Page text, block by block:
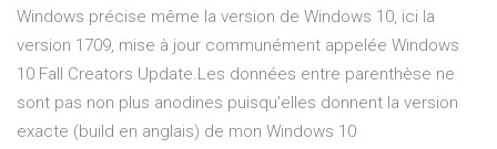
Windows précise même la version de Windows 10, ici la
version 1709, mise à jour communément appelée Windows
10 Fall Creators Update.Les données entre parenthèse ne
sont pas non plus anodines puisqu’elles donnent la version
exacte (build en anglais) de mon Windows 10